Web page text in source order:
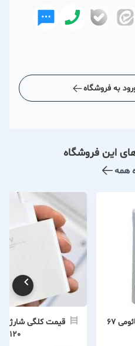
به فروشگاه
این فروشگاه
همه
خرید کلگی شارژ اورجینال شیائومی 67
قیمت کلگی شارژ
120 وات